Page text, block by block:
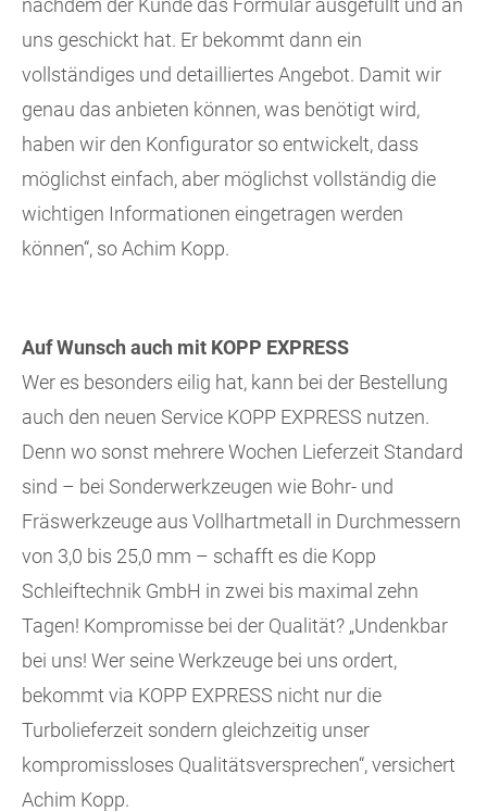
uns geschickt hat. Er bekommt dann ein
vollständiges und detailliertes Angebot. Damit wir
genau das anbieten können, was benötigt wird,
haben wir den Konfigurator so entwickelt, dass
möglichst einfach, aber möglichst vollständig die
wichtigen Informationen eingetragen werden
können“, so Achim Kopp.
Auf Wunsch auch mit KOPP EXPRESS
Wer es besonders eilig hat, kann bei der Bestellung
auch den neuen Service KOPP EXPRESS nutzen.
Denn wo sonst mehrere Wochen Lieferzeit Standard
sind – bei Sonderwerkzeugen wie Bohr- und
Fräswerkzeuge aus Vollhartmetall in Durchmessern
von 3,0 bis 25,0 mm – schafft es die Kopp
Schleiftechnik GmbH in zwei bis maximal zehn
Tagen! Kompromisse bei der Qualität? „Undenkbar
bei uns! Wer seine Werkzeuge bei uns ordert,
bekommt via KOPP EXPRESS nicht nur die
Turbolieferzeit sondern gleichzeitig unser
kompromissloses Qualitätsversprechen“, versichert
Achim Kopp.